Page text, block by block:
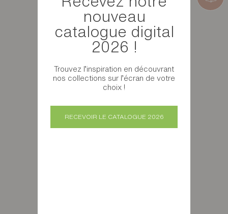
nouveau
catalogue digital
2026 !
Trouvez l’inspiration en découvrant
nos collections sur l’écran de votre
choix !
RECEVOIR LE CATALOGUE 2026